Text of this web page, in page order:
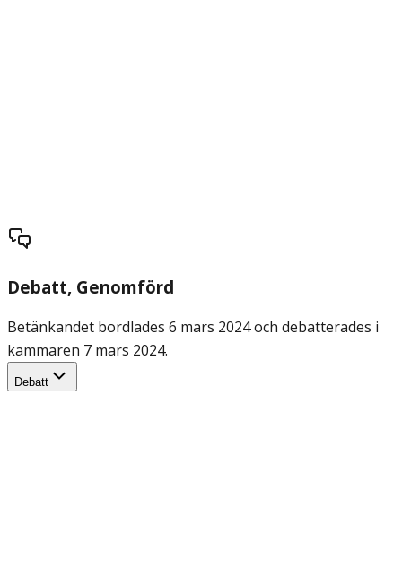
Debatt, Genomförd
Betänkandet bordlades 6 mars 2024 och debatterades i
kammaren 7 mars 2024.
Debatt